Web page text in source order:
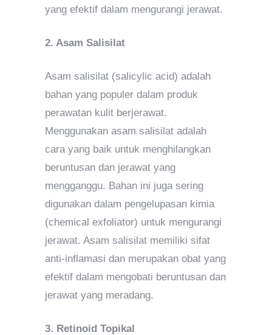
yang efektif dalam mengurangi jerawat.
2. Asam Salisilat
Asam salisilat (salicylic acid) adalah
bahan yang populer dalam produk
perawatan kulit berjerawat.
Menggunakan asam salisilat adalah
cara yang baik untuk menghilangkan
beruntusan dan jerawat yang
mengganggu. Bahan ini juga sering
digunakan dalam pengelupasan kimia
(chemical exfoliator) untuk mengurangi
jerawat. Asam salisilat memiliki sifat
anti-inflamasi dan merupakan obat yang
efektif dalam mengobati beruntusan dan
jerawat yang meradang.
3. Retinoid Topikal